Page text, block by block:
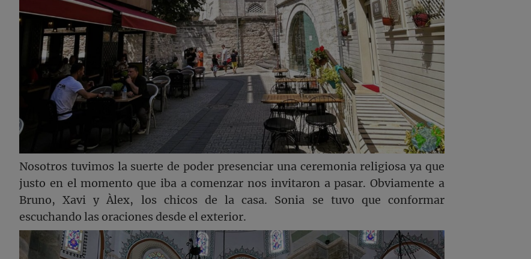
Nosotros tuvimos la suerte de poder presenciar una ceremonia religiosa ya que
justo en el momento que iba a comenzar nos invitaron a pasar. Obviamente a
Bruno, Xavi y Àlex, los chicos de la casa. Sonia se tuvo que conformar
escuchando las oraciones desde el exterior.